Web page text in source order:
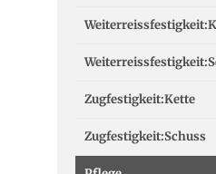
Zugfestigkeit:Kette
Zugfestigkeit:Schuss